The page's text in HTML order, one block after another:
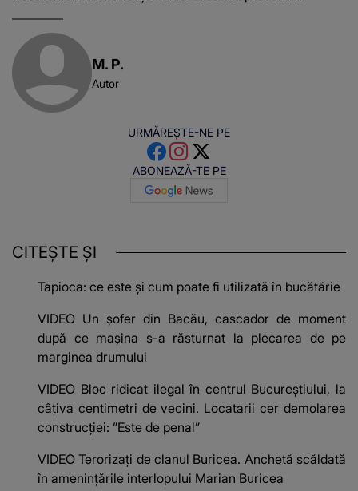
M. P.
Autor
URMĂREȘTE-NE PE
ABONEAZĂ-TE PE
CITEȘTE ȘI
Tapioca: ce este și cum poate fi utilizată în bucătărie
VIDEO Un șofer din Bacău, cascador de moment
după ce mașina s-a răsturnat la plecarea de pe
marginea drumului
VIDEO Bloc ridicat ilegal în centrul Bucureștiului, la
câțiva centimetri de vecini. Locatarii cer demolarea
construcției: ”Este de penal”
VIDEO Terorizați de clanul Buricea. Anchetă scăldată
în amenințările interlopului Marian Buricea